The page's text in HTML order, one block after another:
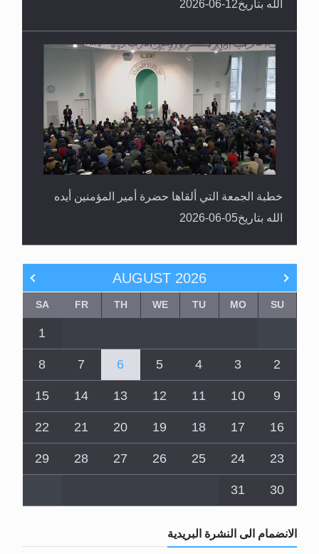
الله بتاريخ12-06-2026
خطبة الجمعة التي ألقاها حضرة أمير المؤمنين أيده
الله بتاريخ05-06-2026
AUGUST 2026
SU
MO
TU
WE
TH
FR
SA
1
2
3
4
5
6
7
8
9
10
11
12
13
14
15
16
17
18
19
20
21
22
23
24
25
26
27
28
29
30
31
الانضمام الى النشرة البريدية